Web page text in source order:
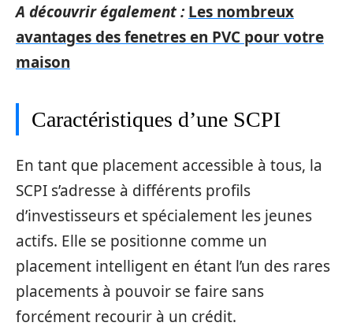
A découvrir également : Les nombreux
avantages des fenetres en PVC pour votre
maison
Caractéristiques d’une SCPI
En tant que placement accessible à tous, la
SCPI s’adresse à différents profils
d’investisseurs et spécialement les jeunes
actifs. Elle se positionne comme un
placement intelligent en étant l’un des rares
placements à pouvoir se faire sans
forcément recourir à un crédit.